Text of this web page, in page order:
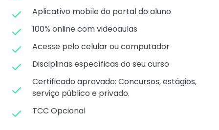
Aplicativo mobile do portal do aluno
100% online com videoaulas
Acesse pelo celular ou computador
Disciplinas específicas do seu curso
Certificado aprovado: Concursos, estágios,
serviço público e privado.
TCC Opcional